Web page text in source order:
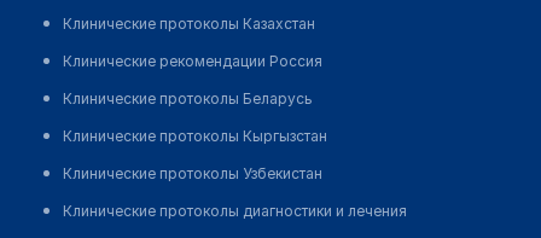
Клинические протоколы Казахстан
Клинические рекомендации Россия
Клинические протоколы Беларусь
Клинические протоколы Кыргызстан
Клинические протоколы Узбекистан
Клинические протоколы диагностики и лечения